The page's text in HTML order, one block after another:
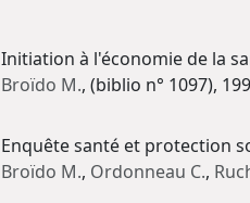
Initiation à l'économie de la
Broïdo M., (biblio n° 1097),
Enquête santé et protection
Broïdo M., Ordonneau C.,